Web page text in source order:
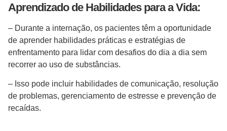
Aprendizado de Habilidades para a Vida:
– Durante a internação, os pacientes têm a oportunidade
de aprender habilidades práticas e estratégias de
enfrentamento para lidar com desafios do dia a dia sem
recorrer ao uso de substâncias.
– Isso pode incluir habilidades de comunicação, resolução
de problemas, gerenciamento de estresse e prevenção de
recaídas.